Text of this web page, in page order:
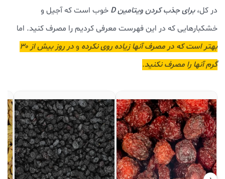
در کل،برای جذب کردن ویتامین D
خوب است که آجیل و
خشکبارهایی که در این فهرست معرفی کردیم را مصرف کنید. اما
بهتر است که در مصرف آنها زیاده روی نکرده و
در روز بیش از ۳۰
گرم آنها را مصرف نکنید.